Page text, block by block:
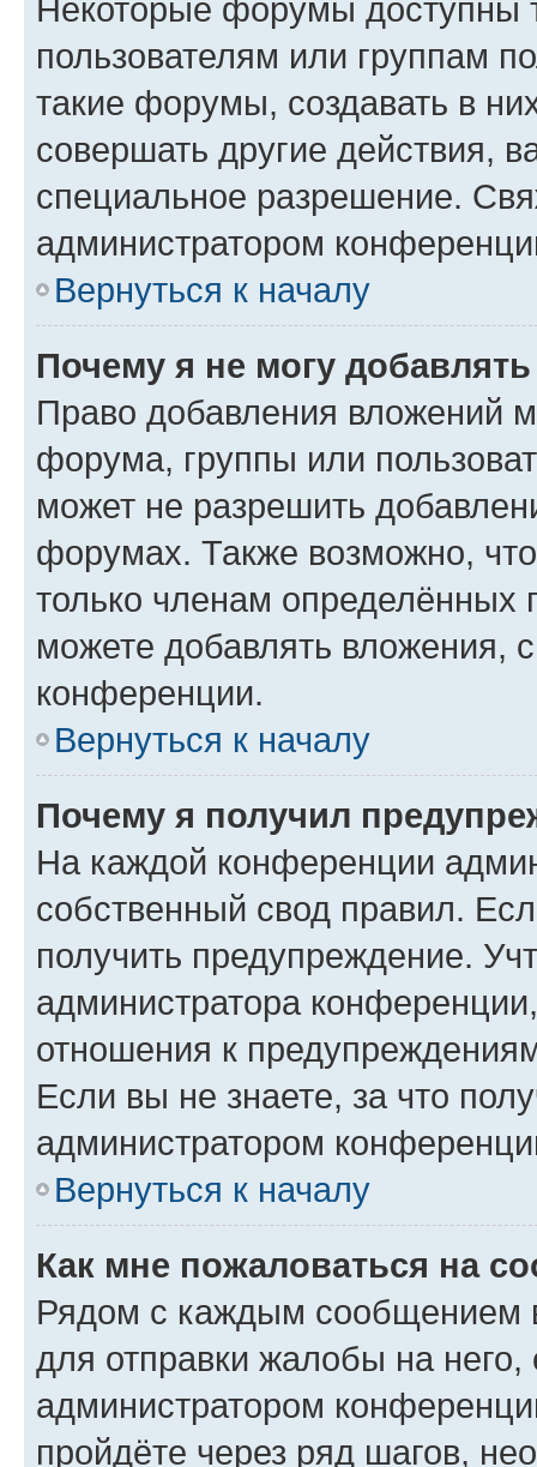
Некоторые форумы доступны
пользователям или группам
такие форумы, создавать в
совершать другие действия,
специальное разрешение.
администратором
Вернуться к началу
Почему я не могу
Право добавления вложений
форума, группы или
может не разрешить
форумах. Также возможно,
только членам определённых
можете добавлять вложения,
конференции.
Вернуться к началу
Почему я получил
На каждой конференции
собственный свод правил.
получить предупреждение.
администратора
отношения к
Если вы не знаете, за что
администратором
Вернуться к началу
Как мне пожаловаться на
Рядом с каждым сообщением
для отправки жалобы на
администратором
пройдёте через ряд шагов,